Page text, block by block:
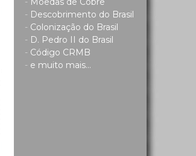
- Descobrimento do Brasil
- Colonização do Brasil
- D. Pedro II do Brasil
- Código CRMB
- e muito mais...